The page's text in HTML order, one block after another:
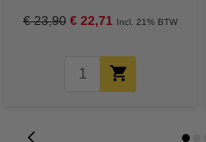
€ 23,90 € 22,71 Incl. 21% BTW